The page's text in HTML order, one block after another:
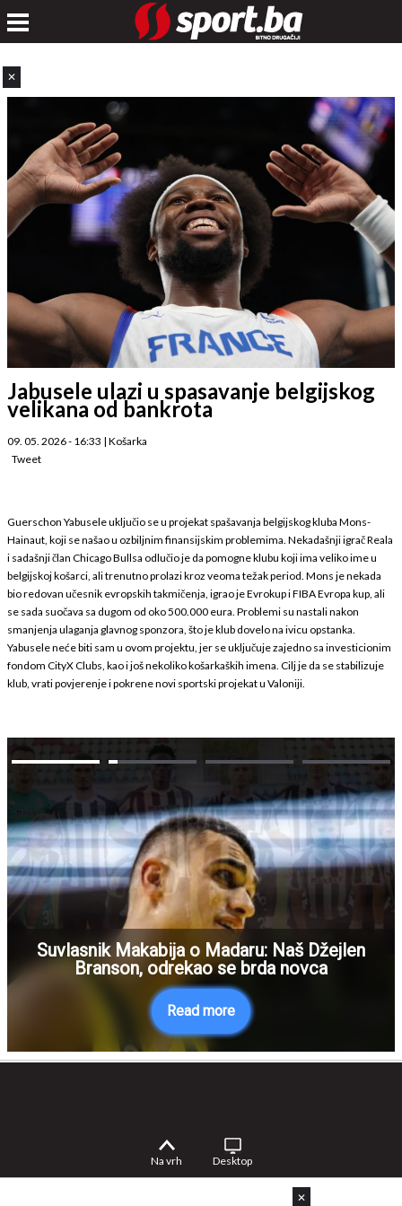
✕
Jabusele ulazi u spasavanje belgijskog
velikana od bankrota
09. 05. 2026 - 16:33 | Košarka
Tweet
Guerschon Yabusele uključio se u projekat spašavanja belgijskog kluba Mons-
Hainaut, koji se našao u ozbiljnim finansijskim problemima. Nekadašnji igrač Reala
i sadašnji član Chicago Bullsa odlučio je da pomogne klubu koji ima veliko ime u
belgijskoj košarci, ali trenutno prolazi kroz veoma težak period. Mons je nekada
bio redovan učesnik evropskih takmičenja, igrao je Evrokup i FIBA Evropa kup, ali
se sada suočava sa dugom od oko 500.000 eura. Problemi su nastali nakon
smanjenja ulaganja glavnog sponzora, što je klub dovelo na ivicu opstanka.
Yabusele neće biti sam u ovom projektu, jer se uključuje zajedno sa investicionim
fondom CityX Clubs, kao i još nekoliko košarkaških imena. Cilj je da se stabilizuje
klub, vrati povjerenje i pokrene novi sportski projekat u Valoniji.
Suvlasnik Makabija o Madaru: Naš Džejlen
Branson, odrekao se brda novca
Read more
Na vrh Desktop
✕